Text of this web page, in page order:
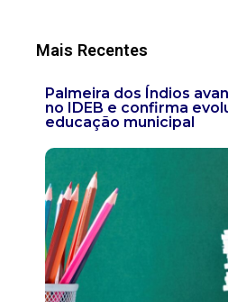
Mais Recentes
Palmeira dos Índios
no IDEB e confirma
educação municipal